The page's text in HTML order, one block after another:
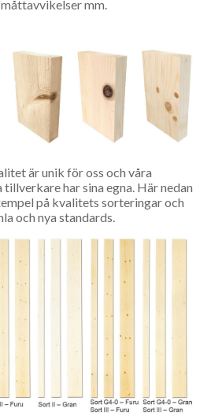
mm.
är unik för oss och våra
har sina egna. Här nedan
på kvalitets sorteringar och
och nya standards.